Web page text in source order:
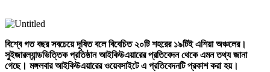
বিশ্বে গত বছর সবচেয়ে দূষিত বলে বিবেচিত ২০টি শহরের ১৯টিই এশিয়া অঞ্চলের।
সুইজারল্যান্ডভিত্তিক প্রতিষ্ঠান আইকিউএয়ারের প্রতিবেদন থেকে এমন তথ্য জানা
গেছে। মঙ্গলবার আইকিউএয়ারের ওয়েবসাইটে এ প্রতিবেদনটি প্রকাশ করা হয়।